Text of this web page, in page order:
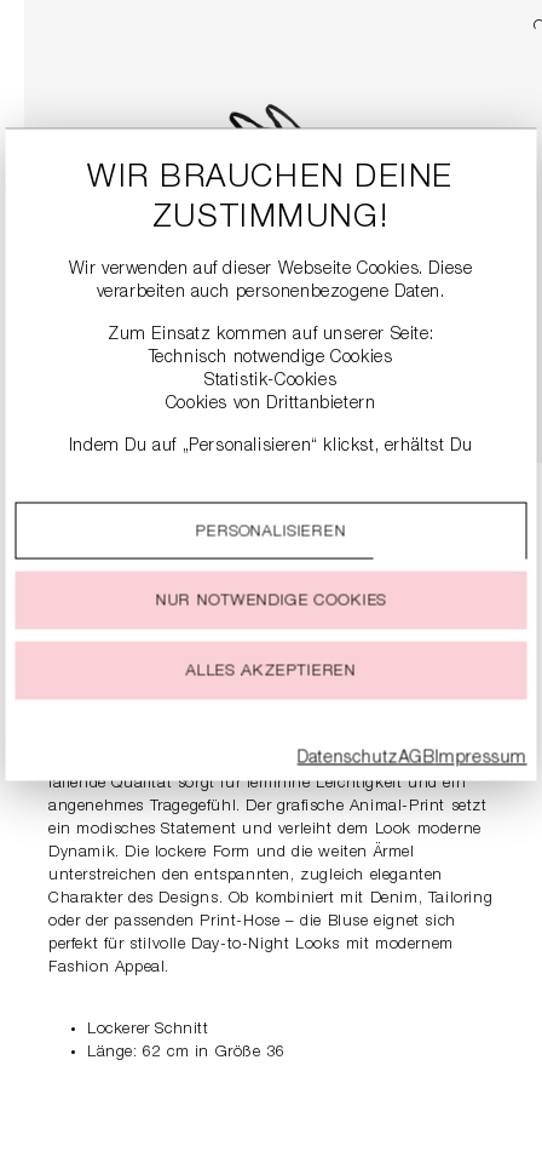
SLINGBACK-HEELS MIT BLOCKABSATZ
DETAILS
ausdrucksstarken, trendigen Ausstrahlung. Die weich
fallende Qualität sorgt für feminine Leichtigkeit und ein
angenehmes Tragegefühl. Der grafische Animal-Print setzt
ein modisches Statement und verleiht dem Look moderne
Dynamik. Die lockere Form und die weiten Ärmel
unterstreichen den entspannten, zugleich eleganten
Charakter des Designs. Ob kombiniert mit Denim, Tailoring
oder der passenden Print-Hose – die Bluse eignet sich
perfekt für stilvolle Day-to-Night Looks mit modernem
Fashion Appeal.
Lockerer Schnitt
Länge: 62 cm in Größe 36
WIR BRAUCHEN DEINE
ZUSTIMMUNG!
Wir verwenden auf dieser Webseite Cookies. Diese
verarbeiten auch personenbezogene Daten.
Zum Einsatz kommen auf unserer Seite:
Technisch notwendige Cookies
Statistik-Cookies
Cookies von Drittanbietern
Indem Du auf „Personalisieren“ klickst, erhältst Du
Durch einen Klick auf das Auswahlfeld „Alle akzeptieren“
stimmst Du der Verwendung aller Cookies zu, die unter
jeder Zeit ändern oder widerrufen.
PERSONALISIEREN
NUR NOTWENDIGE COOKIES
ALLES AKZEPTIEREN
DatenschutzAGBImpressum